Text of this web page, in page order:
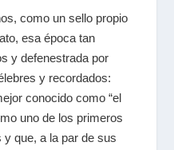
como un sello propio
esa época tan
y defenestrada por
y recordados:
conocido como “el
uno de los primeros
que, a la par de sus